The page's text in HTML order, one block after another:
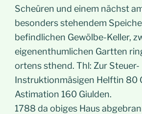
Scheüren und einem nächst
besonders stehendem
befindlichen Gewölbe-Keller,
eigenenthumlichen Gartten
ortens sthend. Thl: Zur Steuer-
Instruktionmäsigen Helftin 80
Astimation 160 Giulden.
1788 da obiges Haus